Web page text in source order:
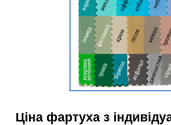
Ціна фартуха з